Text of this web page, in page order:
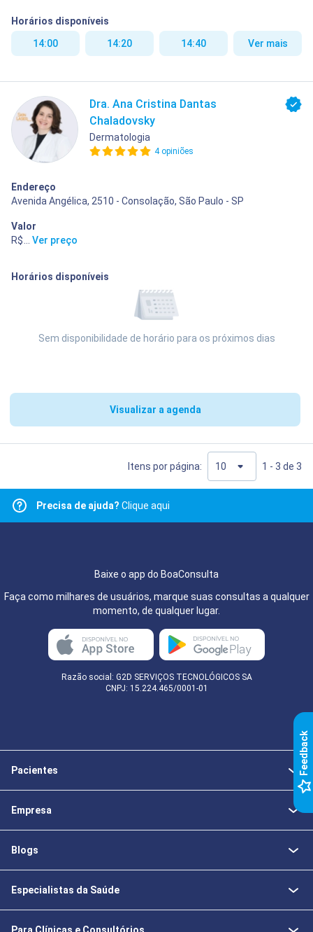
Horários disponíveis
14:00
14:20 14:40 Ver mais
Dra. Ana Cristina Dantas
Chaladovsky
Dermatologia
4 opiniões
Endereço
Avenida Angélica, 2510 - Consolação, São Paulo - SP
Valor
R$ 400,00
Ver preço
Horários disponíveis
Sem disponibilidade de horário para os próximos dias
Visualizar a agenda
Itens por página: 1 - 3 de 3
Precisa de ajuda? Clique aqui
Baixe o app do BoaConsulta
Faça como milhares de usuários, marque suas consultas a qualquer
momento, de qualquer lugar.
Razão social: G2D SERVIÇOS TECNOLÓGICOS SA
CNPJ: 15.224.465/0001-01
Pacientes
Empresa
Blogs
Especialistas da Saúde
k